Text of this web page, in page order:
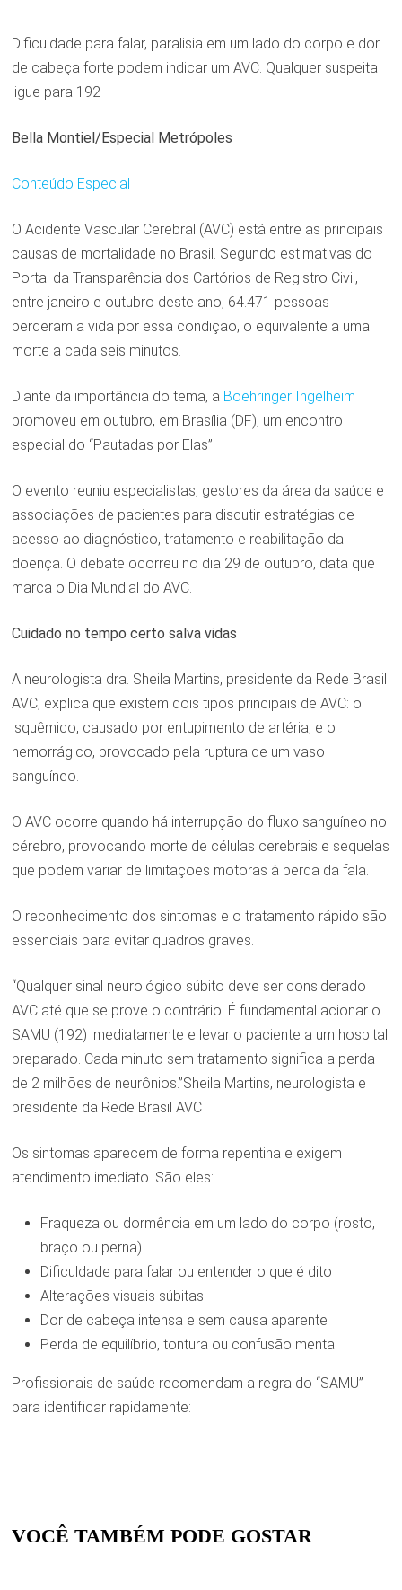
Dificuldade para falar, paralisia em um lado do corpo e dor
de cabeça forte podem indicar um AVC. Qualquer suspeita
ligue para 192
Bella Montiel/Especial Metrópoles
Conteúdo Especial
O Acidente Vascular Cerebral (AVC) está entre as principais
causas de mortalidade no Brasil. Segundo estimativas do
Portal da Transparência dos Cartórios de Registro Civil,
entre janeiro e outubro deste ano, 64.471 pessoas
perderam a vida por essa condição, o equivalente a uma
morte a cada seis minutos.
Diante da importância do tema, a Boehringer Ingelheim
promoveu em outubro, em Brasília (DF), um encontro
especial do “Pautadas por Elas”.
O evento reuniu especialistas, gestores da área da saúde e
associações de pacientes para discutir estratégias de
acesso ao diagnóstico, tratamento e reabilitação da
doença. O debate ocorreu no dia 29 de outubro, data que
marca o Dia Mundial do AVC.
Cuidado no tempo certo salva vidas
A neurologista dra. Sheila Martins, presidente da Rede Brasil
AVC, explica que existem dois tipos principais de AVC: o
isquêmico, causado por entupimento de artéria, e o
hemorrágico, provocado pela ruptura de um vaso
sanguíneo.
O AVC ocorre quando há interrupção do fluxo sanguíneo no
cérebro, provocando morte de células cerebrais e sequelas
que podem variar de limitações motoras à perda da fala.
O reconhecimento dos sintomas e o tratamento rápido são
essenciais para evitar quadros graves.
“Qualquer sinal neurológico súbito deve ser considerado
AVC até que se prove o contrário. É fundamental acionar o
SAMU (192) imediatamente e levar o paciente a um hospital
preparado. Cada minuto sem tratamento significa a perda
de 2 milhões de neurônios.”Sheila Martins, neurologista e
presidente da Rede Brasil AVC
Os sintomas aparecem de forma repentina e exigem
atendimento imediato. São eles:
Fraqueza ou dormência em um lado do corpo (rosto,
braço ou perna)
Dificuldade para falar ou entender o que é dito
Alterações visuais súbitas
Dor de cabeça intensa e sem causa aparente
Perda de equilíbrio, tontura ou confusão mental
Profissionais de saúde recomendam a regra do “SAMU”
para identificar rapidamente:
VOCÊ TAMBÉM PODE GOSTAR